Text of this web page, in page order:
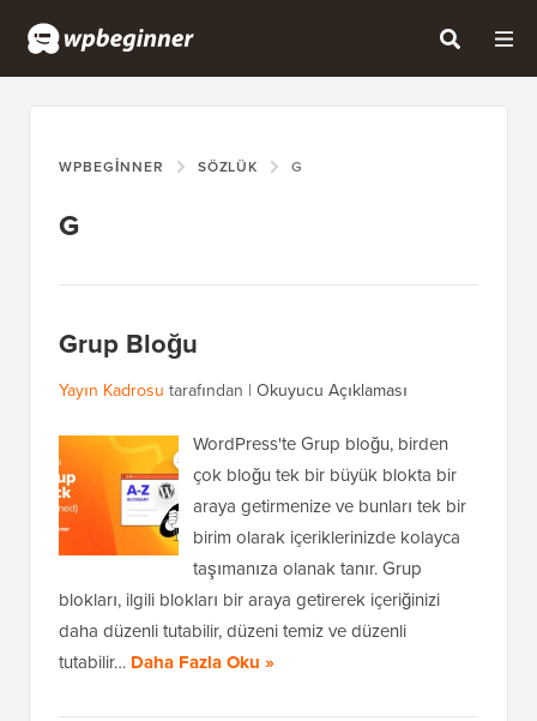
WPBEGINNER SÖZLÜK G
G
Grup Bloğu
Yayın Kadrosu tarafından | Okuyucu Açıklaması
WordPress'te Grup bloğu, birden
çok bloğu tek bir büyük blokta bir
araya getirmenize ve bunları tek bir
birim olarak içeriklerinizde kolayca
taşımanıza olanak tanır. Grup
blokları, ilgili blokları bir araya getirerek içeriğinizi
daha düzenli tutabilir, düzeni temiz ve düzenli
tutabilir… Daha Fazla Oku »